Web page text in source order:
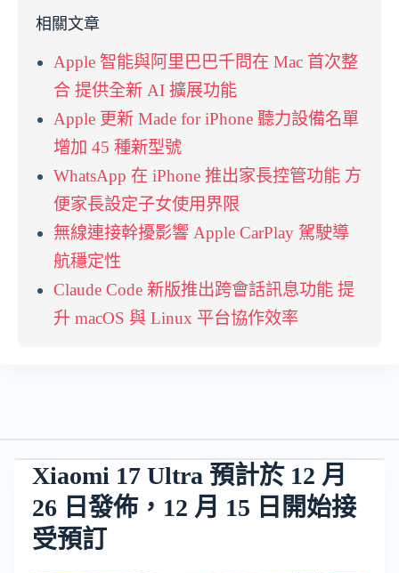
相關文章
Apple 智能與阿里巴巴千問在 Mac 首次整
合 提供全新 AI 擴展功能
Apple 更新 Made for iPhone 聽力設備名單
增加 45 種新型號
WhatsApp 在 iPhone 推出家長控管功能 方
便家長設定子女使用界限
無線連接幹擾影響 Apple CarPlay 駕駛導
航穩定性
Claude Code 新版推出跨會話訊息功能 提
升 macOS 與 Linux 平台協作效率
Xiaomi 17 Ultra 預計於 12 月
26 日發佈，12 月 15 日開始接
受預訂